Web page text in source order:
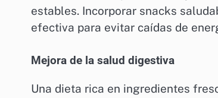
estables. Incorporar snacks
efectiva para evitar caídas de
Mejora de la salud digestiva
Una dieta rica en ingredientes